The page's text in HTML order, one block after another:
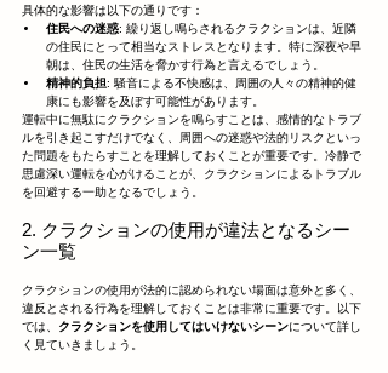
具体的な影響は以下の通りです：
住民への迷惑: 繰り返し鳴らされるクラクションは、近隣
の住民にとって相当なストレスとなります。特に深夜や早
朝は、住民の生活を脅かす行為と言えるでしょう。
精神的負担: 騒音による不快感は、周囲の人々の精神的健
康にも影響を及ぼす可能性があります。
運転中に無駄にクラクションを鳴らすことは、感情的なトラブ
ルを引き起こすだけでなく、周囲への迷惑や法的リスクといっ
た問題をもたらすことを理解しておくことが重要です。冷静で
思慮深い運転を心がけることが、クラクションによるトラブル
を回避する一助となるでしょう。
2. クラクションの使用が違法となるシー
ン一覧
クラクションの使用が法的に認められない場面は意外と多く、
違反とされる行為を理解しておくことは非常に重要です。以下
では、 クラクションを使用してはいけないシーンについて詳し
く見ていきましょう。